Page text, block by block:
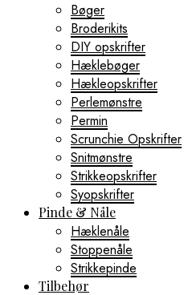
Bøger
Broderikits
DIY opskrifter
Hæklebøger
Hækleopskrifter
Perlemønstre
Permin
Scrunchie Opskrifter
Snitmønstre
Strikkeopskrifter
Syopskrifter
Pinde & Nåle
Hæklenåle
Stoppenåle
Strikkepinde
Tilbehør